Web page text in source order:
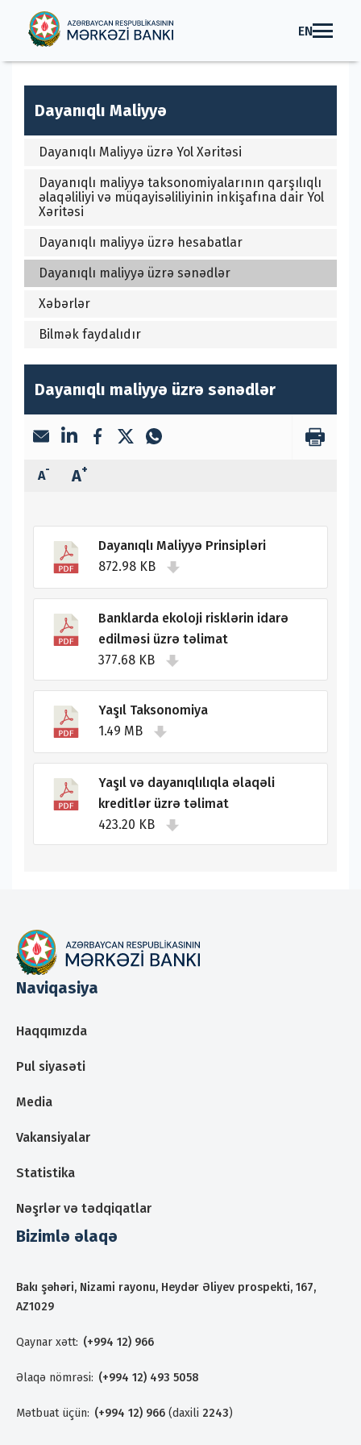
EN
Dayanıqlı Maliyyə
Dayanıqlı Maliyyə üzrə Yol Xəritəsi
Dayanıqlı maliyyə taksonomiyalarının qarşılıqlı
əlaqəliliyi və müqayisəliliyinin inkişafına dair Yol
Xəritəsi
Dayanıqlı maliyyə üzrə hesabatlar
Dayanıqlı maliyyə üzrə sənədlər
Xəbərlər
Bilmək faydalıdır
Dayanıqlı maliyyə üzrə sənədlər
A- A+
Dayanıqlı Maliyyə Prinsipləri
872.98 KB
Banklarda ekoloji risklərin idarə
edilməsi üzrə təlimat
377.68 KB
Yaşıl Taksonomiya
1.49 MB
Yaşıl və dayanıqlılıqla əlaqəli
kreditlər üzrə təlimat
423.20 KB
Naviqasiya
Haqqımızda
Pul siyasəti
Media
Vakansiyalar
Statistika
Nəşrlər və tədqiqatlar
Bizimlə əlaqə
Bakı şəhəri, Nizami rayonu, Heydər Əliyev prospekti, 167,
AZ1029
Qaynar xətt: (+994 12) 966
Əlaqə nömrəsi: (+994 12) 493 5058
Mətbuat üçün: (+994 12) 966 (daxili 2243)